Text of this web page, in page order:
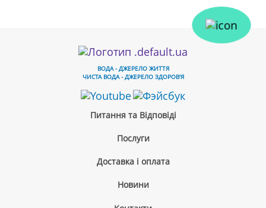
ВОДА - ДЖЕРЕЛО ЖИТТЯ
ЧИСТА ВОДА - ДЖЕРЕЛО ЗДОРОВ'Я
Питання та Відповіді
Послуги
Доставка і оплата
Новини